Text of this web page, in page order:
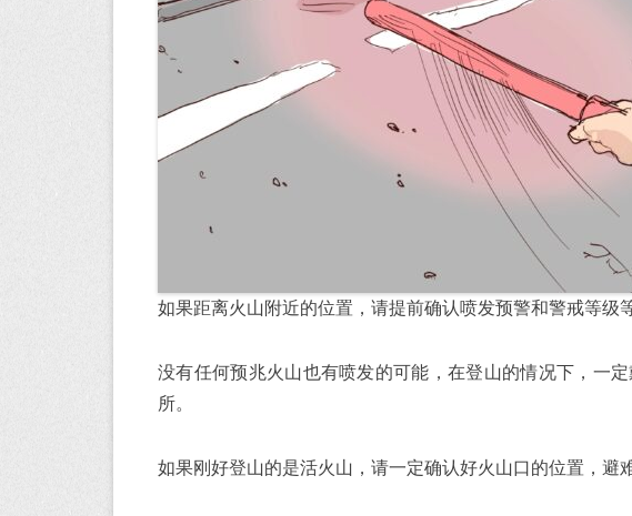
如果距离火山附近的位置，请提前确认喷发预警和警戒等级
没有任何预兆火山也有喷发的可能，在登山的情况下，一
所。
如果刚好登山的是活火山，请一定确认好火山口的位置，避